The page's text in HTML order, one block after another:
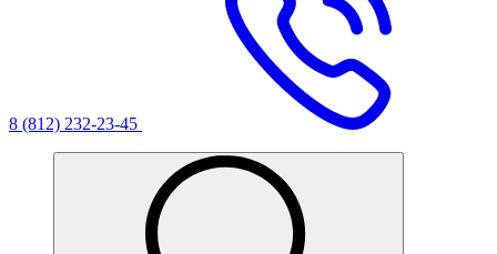
8 (812) 232-23-45